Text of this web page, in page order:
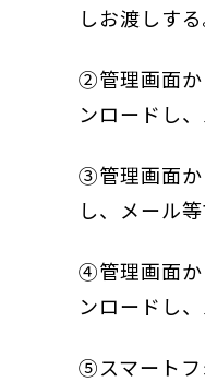
しお渡しする
②管理画面か
ンロードし
③管理画面か
し、メール
④管理画面か
ンロードし
⑤スマートフ